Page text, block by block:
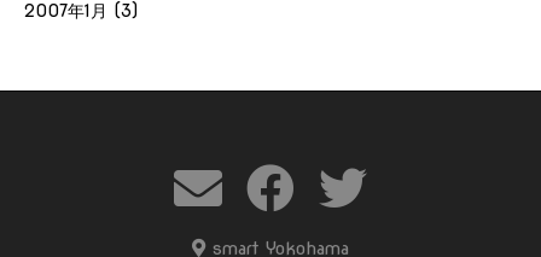
2007年1月 (3)
smart Yokohama